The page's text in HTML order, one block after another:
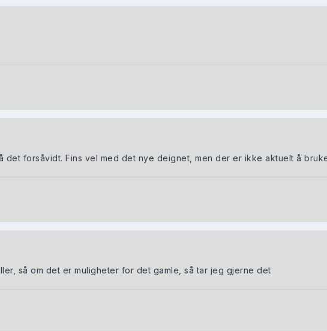
forsåvidt. Fins vel med det nye deignet, men der er ikke aktuelt å
så om det er muligheter for det gamle, så tar jeg gjerne det